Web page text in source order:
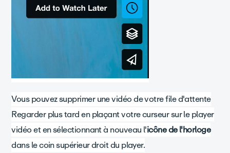
Vous pouvez supprimer une vidéo de votre file d'attente
Regarder plus tard en plaçant votre curseur sur le player
vidéo et en sélectionnant à nouveau l'icône de l'horloge
dans le coin supérieur droit du player.